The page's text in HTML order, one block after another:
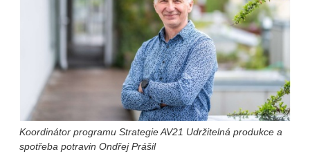
Koordinátor programu Strategie AV21 Udržitelná produkce a
spotřeba potravin Ondřej Prášil